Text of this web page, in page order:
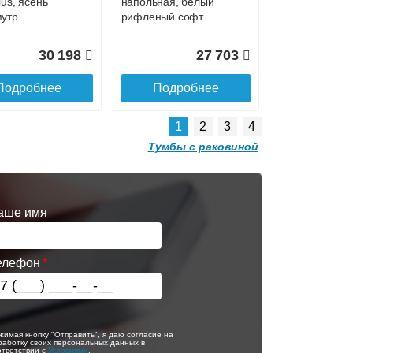
раковиной
PLUS,
29 790
Подробнее
Тумба с раковиной
30 198
рифленый софт
27 703
Подробнее
раковиной
Марелла
70 подвесная,
матовый
1 2 3 4
Тумбы с раковиной
имя
кнопку "Отправить", я даю согласие на
своих персональных данных в
сУсловиями